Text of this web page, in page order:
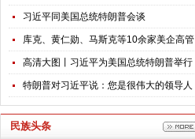
林西比总统
习近平同美国总统特朗普会谈
库克、黄仁勋、马斯克等10余家美企高管
随特朗普访华，透露哪些信号？
高清大图丨习近平为美国总统特朗普举行
欢迎仪式
特朗普对习近平说：您是很伟大的领导人
民族头条